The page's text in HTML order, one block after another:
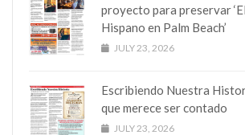
proyecto para preservar
Hispano en Palm Beach’
JULY 23, 2026
Escribiendo Nuestra
que merece ser contado
JULY 23, 2026